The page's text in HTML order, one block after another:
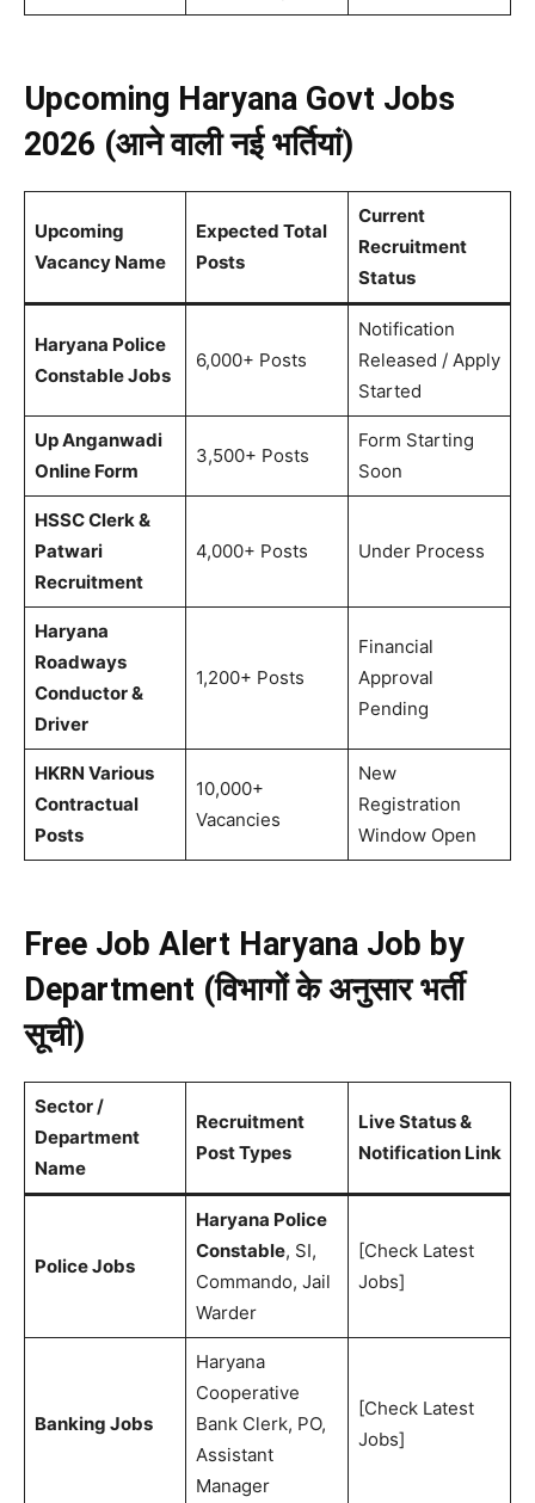
Upcoming Haryana Govt Jobs
2026 (आने वाली नई भर्तियां)
Upcoming
Vacancy Name
Expected Total
Posts
Current
Recruitment
Status
Haryana Police
Constable Jobs
6,000+ Posts
Notification
Released / Apply
Started
Up Anganwadi
Online Form
3,500+ Posts
Form Starting
Soon
HSSC Clerk &
Patwari
Recruitment
4,000+ Posts Under Process
Haryana
Roadways
Conductor &
Driver
1,200+ Posts
Financial
Approval
Pending
HKRN Various
Contractual
Posts
10,000+
Vacancies
New
Registration
Window Open
Free Job Alert Haryana Job by
Department (विभागों के अनुसार भर्ती
सूची)
Sector /
Department
Name
Recruitment
Post Types
Live Status &
Notification Link
Police Jobs
Haryana Police
Constable, SI,
Commando, Jail
Warder
[Check Latest
Jobs]
Banking Jobs
Haryana
Cooperative
Bank Clerk, PO,
Assistant
Manager
[Check Latest
Jobs]